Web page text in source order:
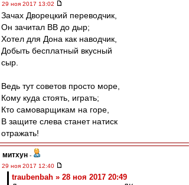
29 ноя 2017 13:02
Зачах Дворецкий переводчик,
Он зачитал ВВ до дыр;
Хотел для Дона как наводчик,
Добыть бесплатный вкусный
сыр.
Ведь тут советов просто море,
Кому куда стоять, играть;
Кто самоварщикам на горе,
В защите слева станет натиск
отражать!
митхун -
29 ноя 2017 12:40
traubenbah » 28 ноя 2017 20:49